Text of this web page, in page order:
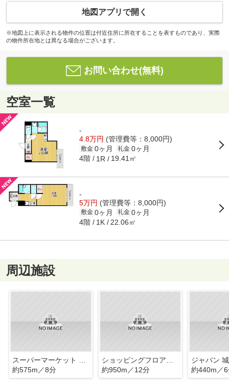
地図アプリで開く
※地図上に表示される物件の位置は付近住所に所在することを表すものであり、実際
の物件所在地とは異なる場合がございます。
お問い合わせ(無料)
空室一覧
-
4.8万円 (管理費等：8,000円)
敷金 0ヶ月 礼金 0ヶ月
4階 1R 19.41㎡
-
5万円 (管理費等：8,000円)
敷金 0ヶ月 礼金 0ヶ月
4階 1K 22.06㎡
周辺施設
約575m／8分
約950m／12分
ジャパン
約440m／